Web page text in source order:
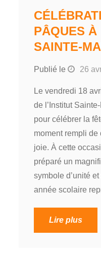
PÂQUES À
SAINTE-
Publié le 26
Le vendredi 18
de l’Institut
pour célébrer la
moment rempli de
joie. À cette
préparé un
symbole d’unité
année scolaire
Lire plus